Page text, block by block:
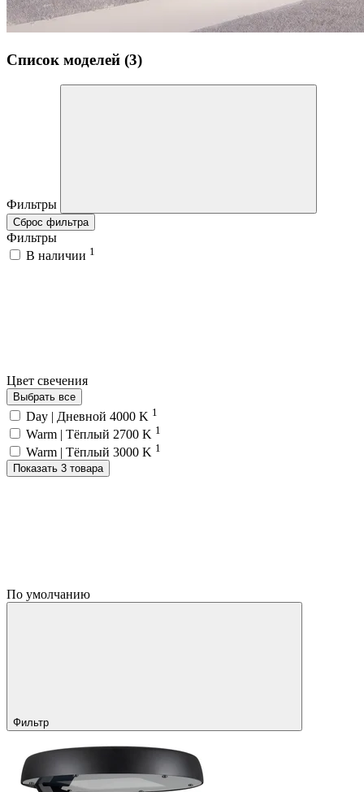
Список моделей (3)
Фильтры
Сброс фильтра
Фильтры
В наличии 1
Цвет свечения
Выбрать все
Day | Дневной 4000 K 1
Warm | Тёплый 2700 K 1
Warm | Тёплый 3000 K 1
Показать 3 товара
По умолчанию
Фильтр